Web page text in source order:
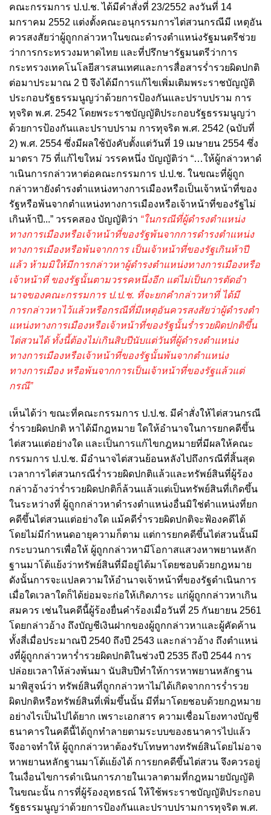
คณะกรรมการ ป.ป.ช. ได้มีคําสั่งที่ 23/2552 ลงวันที่ 14
มกราคม 2552 แต่งตั้งคณะอนุกรรมการไต่สวนกรณีมี เหตุอัน
ควรสงสัยว่าผู้ถูกกล่าวหาในขณะดํารงตําแหน่งรัฐมนตรีช่วย
ว่าการกระทรวงมหาดไทย และที่ปรึกษารัฐมนตรีว่าการ
กระทรวงเทคโนโลยีสารสนเทศและการสื่อสารร่ำรวยผิดปกติ
ต่อมาประมาณ 2 ปี จึงได้มีการแก้ไขเพิ่มเติมพระราชบัญญัติ
ประกอบรัฐธรรมนูญว่าด้วยการป้องกันและปราบปราม การ
ทุจริต พ.ศ. 2542 โดยพระราชบัญญัติประกอบรัฐธรรมนูญว่า
ด้วยการป้องกันและปราบปราม การทุจริต พ.ศ. 2542 (ฉบับที่
2) พ.ศ. 2554 ซึ่งมีผลใช้บังคับตั้งแต่วันที่ 19 เมษายน 2554 ซึ่ง
มาตรา 75 ที่แก้ไขใหม่ วรรคหนึ่ง บัญญัติว่า “…ให้ผู้กล่าวหาดํ
าเนินการกล่าวหาต่อคณะกรรมการ ป.ป.ช. ในขณะที่ผู้ถูก
กล่าวหายังดํารงตําแหน่งทางการเมืองหรือเป็นเจ้าหน้าที่ของ
รัฐหรือพ้นจากตําแหน่งทางการเมืองหรือเจ้าหน้าที่ของรัฐไม่
เกินห้าปี...” วรรคสอง บัญญัติว่า “ในกรณีที่ผู้ดํารงตําแหน่ง
ทางการเมืองหรือเจ้าหน้าที่ของรัฐพ้นจากการดํารงตําแหน่ง
ทางการเมืองหรือพ้นจากการ เป็นเจ้าหน้าที่ของรัฐเกินห้าปี
แล้ว ห้ามมิให้มีการกล่าวหาผู้ดํารงตําแหน่งทางการเมืองหรือ
เจ้าหน้าที่ ของรัฐนั้นตามวรรคหนึ่งอีก แต่ไม่เป็นการตัดอํา
นาจของคณะกรรมการ ป.ป.ช. ที่จะยกคํากล่าวหาที่ ได้มี
การกล่าวหาไว้แล้วหรือกรณีที่มีเหตุอันควรสงสัยว่าผู้ดํารงตํา
แหน่งทางการเมืองหรือเจ้าหน้าที่ของรัฐนั้นร่ำรวยผิดปกติขึ้น
ไต่สวนได้ ทั้งนี้ต้องไม่เกินสิบปีนับแต่วันที่ผู้ดํารงตําแหน่ง
ทางการเมืองหรือเจ้าหน้าที่ของรัฐนั้นพ้นจากตําแหน่ง
ทางการเมือง หรือพ้นจากการเป็นเจ้าหน้าที่ของรัฐแล้วแต่
กรณี”
เห็นได้ว่า ขณะที่คณะกรรมการ ป.ป.ช. มีคําสั่งให้ไต่สวนกรณี
ร่ำรวยผิดปกติ หาได้มีกฎหมาย ใดให้อํานาจในการยกคดีขึ้น
ไต่สวนแต่อย่างใด และเป็นการแก้ไขกฎหมายที่มีผลให้คณะ
กรรมการ ป.ป.ช. มีอํานาจไต่สวนย้อนหลังไปถึงกรณีที่สิ้นสุด
เวลาการไต่สวนกรณีร่ำรวยผิดปกติแล้วและทรัพย์สินที่ผู้ร้อง
กล่าวอ้างว่าร่ำรวยผิดปกติก็ล้วนแล้วแต่เป็นทรัพย์สินที่เกิดขึ้น
ในระหว่างที่ ผู้ถูกกล่าวหาดํารงตําแหน่งอื่นมิใช่ตําแหน่งที่ยก
คดีขึ้นไต่สวนแต่อย่างใด แม้คดีร่ำรวยผิดปกติจะฟ้องคดีได้
โดยไม่มีกําหนดอายุความก็ตาม แต่การยกคดีขึ้นไต่สวนนั้นมี
กระบวนการเพื่อให้ ผู้ถูกกล่าวหามีโอกาสแสวงหาพยานหลัก
ฐานมาโต้แย้งว่าทรัพย์สินที่มีอยู่ได้มาโดยชอบด้วยกฎหมาย
ดังนั้นการจะแปลความให้อํานาจเจ้าหน้าที่ของรัฐดําเนินการ
เมื่อใดเวลาใดก็ได้ย่อมจะก่อให้เกิดภาระ แก่ผู้ถูกกล่าวหาเกิน
สมควร เช่นในคดีนี้ผู้ร้องยื่นคําร้องเมื่อวันที่ 25 กันยายน 2561
โดยกล่าวอ้าง ถึงบัญชีเงินฝากของผู้ถูกกล่าวหาและผู้คัดค้าน
ทั้งสี่เมื่อประมาณปี 2540 ถึงปี 2543 และกล่าวอ้าง ถึงตําแหน่
งที่ผู้ถูกกล่าวหาร่ำรวยผิดปกติในช่วงปี 2535 ถึงปี 2544 การ
ปล่อยเวลาให้ล่วงพ้นมา นับสิบปีทําให้การหาพยานหลักฐาน
มาพิสูจน์ว่า ทรัพย์สินที่ถูกกล่าวหาไม่ได้เกิดจากการร่ำรวย
ผิดปกติหรือทรัพย์สินที่เพิ่มขึ้นนั้น มีที่มาโดยชอบด้วยกฎหมาย
อย่างไรเป็นไปได้ยาก เพราะเอกสาร ความเชื่อมโยงทางบัญชี
ธนาคารในคดีนี้ได้ถูกทําลายตามระบบของธนาคารไปแล้ว
จึงอาจทําให้ ผู้ถูกกล่าวหาต้องรับโทษทางทรัพย์สินโดยไม่อาจ
หาพยานหลักฐานมาโต้แย้งได้ การยกคดีขึ้นไต่สวน จึงควรอยู่
ในเงื่อนไขการดําเนินการภายในเวลาตามที่กฎหมายบัญญัติ
ในขณะนั้น การที่ผู้ร้องอุทธรณ์ ให้ใช้พระราชบัญญัติประกอบ
รัฐธรรมนูญว่าด้วยการป้องกันและปราบปรามการทุจริต พ.ศ.